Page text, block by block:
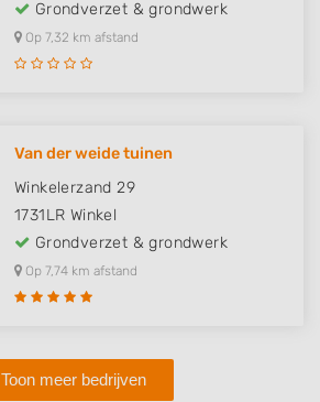
Grondverzet & grondwerk
Op 7,32 km afstand
Van der weide tuinen
Winkelerzand 29
1731LR Winkel
Grondverzet & grondwerk
Op 7,74 km afstand
Toon meer bedrijven